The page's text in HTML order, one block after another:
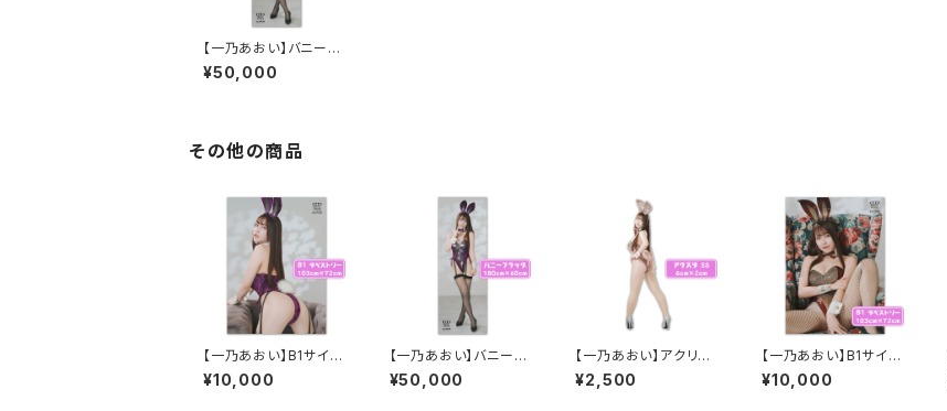
【一乃あおい】バニーフ
ラッグ
¥50,000
その他の商品
【一乃あおい】B1サイズ
タペストリー1
¥10,000
【一乃あおい】バニーフ
ラッグ
¥50,000
【一乃あおい】アクリル
スタンドSS
¥2,500
【一乃あおい】B1サイズ
タペストリー2
¥10,000